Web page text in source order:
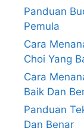
Panduan
Pemula
Cara
Choi Yang
Cara
Baik Dan
Panduan
Dan Benar